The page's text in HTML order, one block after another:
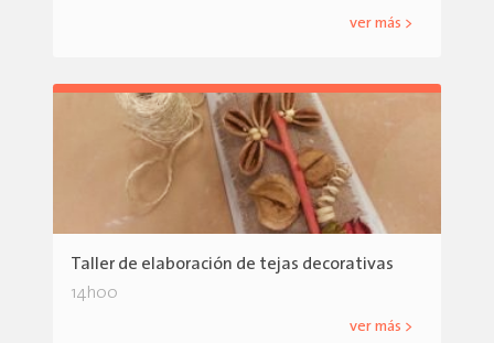
ver más >
Taller de elaboración de tejas decorativas
14h00
ver más >